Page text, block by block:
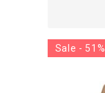
Sale - 51%